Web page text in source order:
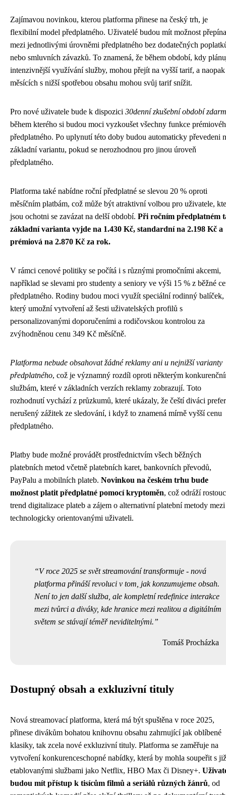
Zajímavou novinkou, kterou platforma přinese na český trh, je
flexibilní model předplatného. Uživatelé budou mít možnost
mezi jednotlivými úrovněmi předplatného bez dodatečných
nebo smluvních závazků. To znamená, že během období, kdy
intenzivnější využívání služby, mohou přejít na vyšší tarif, a
měsících s nižší spotřebou obsahu mohou svůj tarif snížit.
Pro nové uživatele bude k dispozici 30denní zkušební období
během kterého si budou moci vyzkoušet všechny funkce
předplatného. Po uplynutí této doby budou automaticky převedeni
základní variantu, pokud se nerozhodnou pro jinou úroveň
předplatného.
Platforma také nabídne roční předplatné se slevou 20 % oproti
měsíčním platbám, což může být atraktivní volbou pro uživatele,
jsou ochotni se zavázat na delší období. Při ročním předplatném
základní varianta vyjde na 1.430 Kč, standardní na 2.198 Kč a
prémiová na 2.870 Kč za rok.
V rámci cenové politiky se počítá i s různými promočními akcemi,
například se slevami pro studenty a seniory ve výši 15 % z běžné
předplatného. Rodiny budou moci využít speciální rodinný balíček,
který umožní vytvoření až šesti uživatelských profilů s
personalizovanými doporučeními a rodičovskou kontrolou za
zvýhodněnou cenu 349 Kč měsíčně.
Platforma nebude obsahovat žádné reklamy ani u nejnižší varianty
předplatného, což je významný rozdíl oproti některým
službám, které v základních verzích reklamy zobrazují. Toto
rozhodnutí vychází z průzkumů, které ukázaly, že čeští diváci
nerušený zážitek ze sledování, i když to znamená mírně vyšší cenu
předplatného.
Platby bude možné provádět prostřednictvím všech běžných
platebních metod včetně platebních karet, bankovních převodů,
PayPalu a mobilních plateb. Novinkou na českém trhu bude
možnost platit předplatné pomocí kryptoměn, což odráží
trend digitalizace plateb a zájem o alternativní platební metody mezi
technologicky orientovanými uživateli.
V roce 2025 se svět streamování transformuje - nová
platforma přináší revoluci v tom, jak konzumujeme obsah.
Není to jen další služba, ale kompletní redefinice interakce
mezi tvůrci a diváky, kde hranice mezi realitou a digitálním
světem se stávají téměř neviditelnými.
Tomáš Procházka
Dostupný obsah a exkluzivní tituly
Nová streamovací platforma, která má být spuštěna v roce 2025,
přinese divákům bohatou knihovnu obsahu zahrnující jak oblíbené
klasiky, tak zcela nové exkluzivní tituly. Platforma se zaměřuje na
vytvoření konkurenceschopné nabídky, která by mohla soupeřit s již
etablovanými službami jako Netflix, HBO Max či Disney+.
budou mít přístup k tisícům filmů a seriálů různých žánrů, od